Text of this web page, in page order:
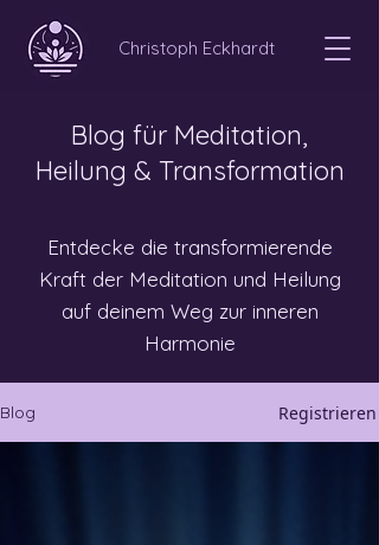
Christoph Eckhardt
Blog für Meditation,
Heilung & Transformation
Entdecke die transformierende
Kraft der Meditation und Heilung
auf deinem Weg zur inneren
Harmonie
Blog Registrieren